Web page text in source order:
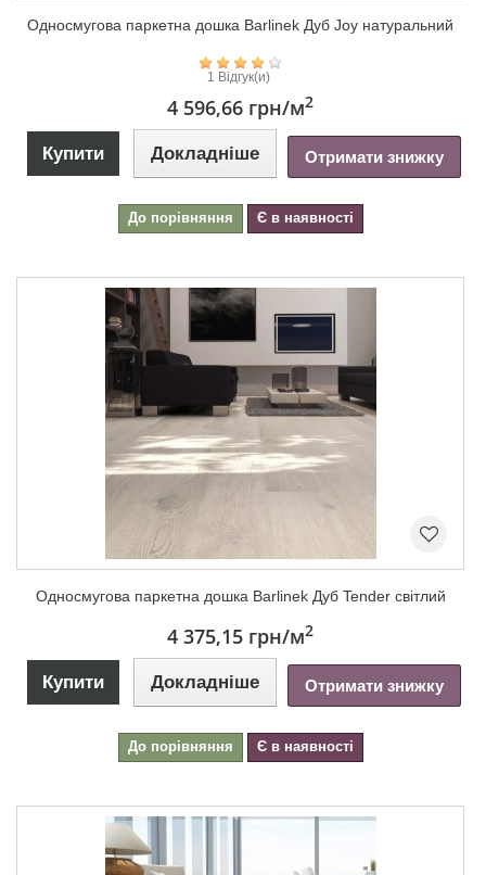
Односмугова паркетна дошка Barlinek Дуб Joy натуральний
1 Відгук(и)
4 596,66 грн/м2
Купити Докладніше Отримати знижку
До порівняння Є в наявності
Односмугова паркетна дошка Barlinek Дуб Tender світлий
4 375,15 грн/м2
Купити Докладніше Отримати знижку
До порівняння Є в наявності